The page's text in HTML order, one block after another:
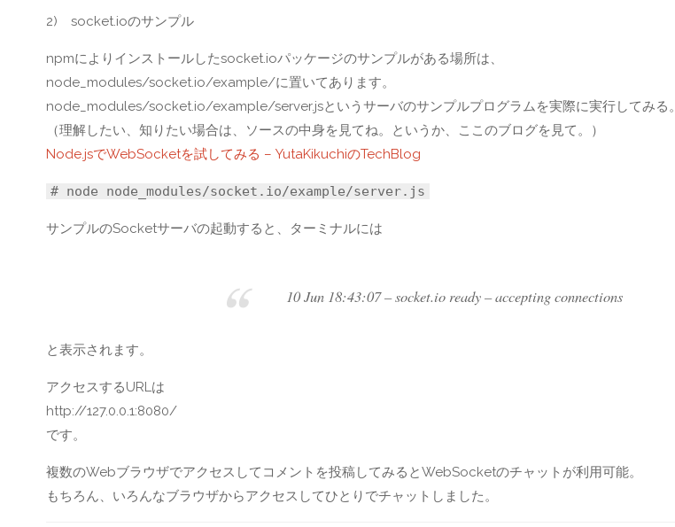
2) socket.ioのサンプル
npmによりインストールしたsocket.ioパッケージのサンプルがある場所は、
node_modules/socket.io/example/に置いてあります。
node_modules/socket.io/example/server.jsというサーバのサンプルプログラムを実際に実行してみる。
（理解したい、知りたい場合は、ソースの中身を見てね。というか、ここのブログを見て。）
Node.jsでWebSocketを試してみる – YutaKikuchiのTechBlog
# node node_modules/socket.io/example/server.js
サンプルのSocketサーバの起動すると、ターミナルには
10 Jun 18:43:07 – socket.io ready – accepting connections
と表示されます。
アクセスするURLは
http://127.0.0.1:8080/
です。
複数のWebブラウザでアクセスしてコメントを投稿してみるとWebSocketのチャットが利用可能。
もちろん、いろんなブラウザからアクセスしてひとりでチャットしました。